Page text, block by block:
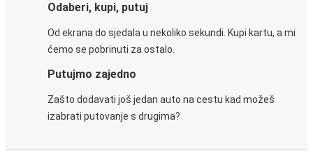
Odaberi, kupi, putuj
Od ekrana do sjedala u nekoliko sekundi. Kupi kartu, a mi
ćemo se pobrinuti za ostalo.
Putujmo zajedno
Zašto dodavati još jedan auto na cestu kad možeš
izabrati putovanje s drugima?